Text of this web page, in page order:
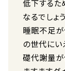
低下するた
なるでしょう
睡眠不足
の世代にい
礎代謝量が